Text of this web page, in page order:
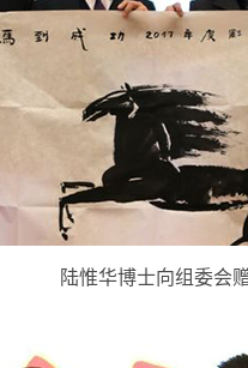
陆惟华博士向组委会